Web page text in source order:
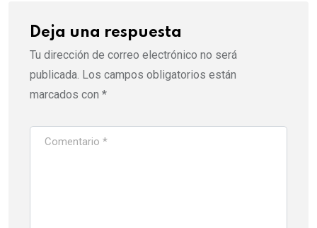
Deja una respuesta
Tu dirección de correo electrónico no será
publicada. Los campos obligatorios están
marcados con *